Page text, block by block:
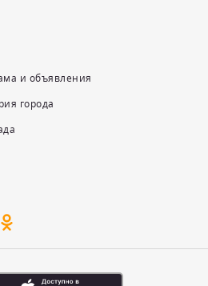
и объявления
города